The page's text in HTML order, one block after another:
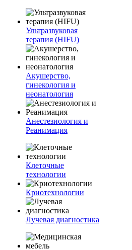
Ультразвуковая
терапия (HIFU)
Акушерство,
гинекология и
неонатология
Анестезиология и
Реанимация
Клеточные
технологии
Криотехнологии
Лучевая диагностика